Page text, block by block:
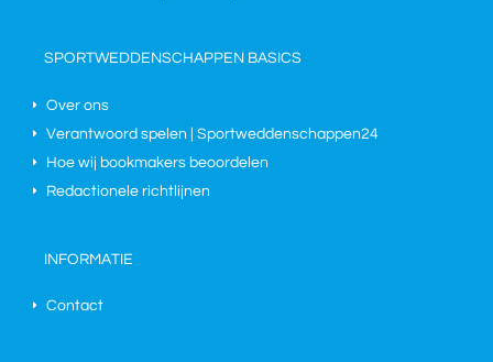
SPORTWEDDENSCHAPPEN BASICS
Over ons
Verantwoord spelen | Sportweddenschappen24
Hoe wij bookmakers beoordelen
Redactionele richtlijnen
INFORMATIE
Contact